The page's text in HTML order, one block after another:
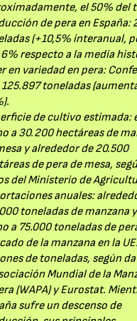
el 50% del
de pera en España:
(+10,5% interanual,
respecto a la media
en variedad en pera:
toneladas
de cultivo estimada:
a 30.200 hectáreas de
y alrededor de 20.500
de pera de mesa,
del Ministerio de
anuales:
toneladas de manzana
a 75.000 toneladas de
de la manzana en la
de toneladas, según
Mundial de la
(WAPA) y Eurostat.
sufre un descenso de